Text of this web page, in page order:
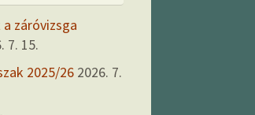
záróvizsga
7. 15.
2025/26 2026. 7.